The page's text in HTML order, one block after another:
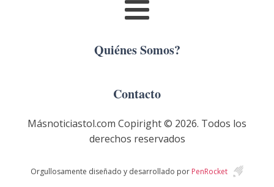
Quiénes Somos?
Contacto
Másnoticiastol.com Copiright © 2026. Todos los
derechos reservados
Orgullosamente diseñado y desarrollado por PenRocket